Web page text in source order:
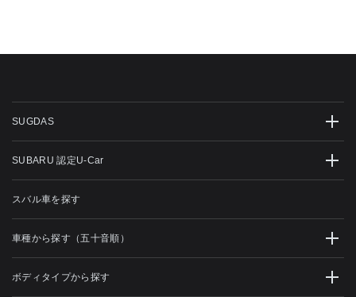
SUGDAS
SUBARU 認定U-Car
スバル車を探す
車種から探す（五十音順）
ボディタイプから探す